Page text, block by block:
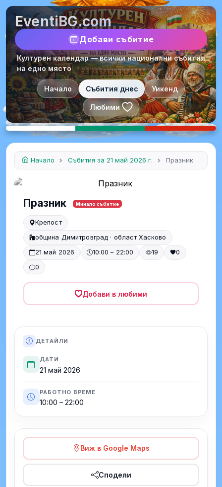
EventiBG.com
Добави събитие
Културен календар — всички национални събития
на едно място
Начало Събития днес Уикенд
Любими
Начало Събития за 21 май 2026 г. Празник
Празник Минало събитие
Крепост
община Димитровград · област Хасково
21 май 2026
10:00 – 22:00 19
0
0
Добави в любими
ДЕТАЙЛИ
ДАТИ
21 май 2026
РАБОТНО ВРЕМЕ
10:00 – 22:00
Виж в Google Maps
Сподели